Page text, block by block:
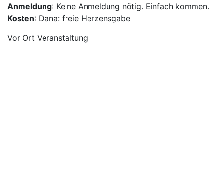
Anmeldung: Keine Anmeldung nötig. Einfach kommen.
Kosten: Dana: freie Herzensgabe
Vor Ort Veranstaltung